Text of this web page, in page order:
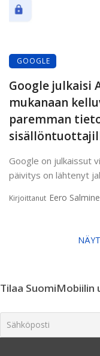
GOOGLE
Google julkaisi
mukanaan
paremman
Google on julkaissut
päivitys on lähtenyt
Kirjoittanut Eero
Tilaa SuomiMobiilin